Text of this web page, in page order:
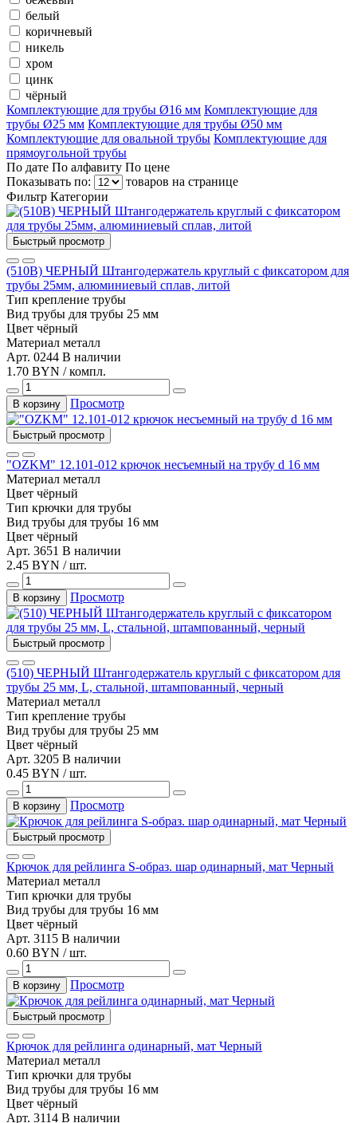
белый
коричневый
никель
хром
цинк
чёрный
Комплектующие для трубы Ø16 мм Комплектующие для
трубы Ø25 мм Комплектующие для трубы Ø50 мм
Комплектующие для овальной трубы Комплектующие для
прямоугольной трубы
По дате По алфавиту По цене
Показывать по:
товаров на странице
Фильтр Категории
Быстрый просмотр
(510B) ЧЕРНЫЙ Штангодержатель круглый с фиксатором для
трубы 25мм, алюминиевый сплав, литой
Тип крепление трубы
Вид трубы для трубы 25 мм
Цвет чёрный
Материал металл
Арт. 0244 В наличии
1.70 BYN / компл.
В корзину Просмотр
Быстрый просмотр
"OZKM" 12.101-012 крючок несъемный на трубу d 16 мм
Материал металл
Цвет чёрный
Тип крючки для трубы
Вид трубы для трубы 16 мм
Цвет чёрный
Арт. 3651 В наличии
2.45 BYN / шт.
В корзину Просмотр
Быстрый просмотр
(510) ЧЕРНЫЙ Штангодержатель круглый с фиксатором для
трубы 25 мм, L, стальной, штампованный, черный
Материал металл
Тип крепление трубы
Вид трубы для трубы 25 мм
Цвет чёрный
Арт. 3205 В наличии
0.45 BYN / шт.
В корзину Просмотр
Быстрый просмотр
Крючок для рейлинга S-образ. шар одинарный, мат Черный
Материал металл
Тип крючки для трубы
Вид трубы для трубы 16 мм
Цвет чёрный
Арт. 3115 В наличии
0.60 BYN / шт.
В корзину Просмотр
Быстрый просмотр
Крючок для рейлинга одинарный, мат Черный
Материал металл
Тип крючки для трубы
Вид трубы для трубы 16 мм
Цвет чёрный
Арт. 3114 В наличии